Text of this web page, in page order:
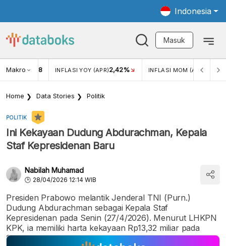
Indonesia
Masuk
Makro
USD/IDR 18 INFLASI YOY (APR)2,42% INFLASI MOM (APR) 0,13%
Home Data Stories Politik
POLITIK
Ini Kekayaan Dudung Abdurachman, Kepala
Staf Kepresidenan Baru
Nabilah Muhamad
28/04/2026 12:14 WIB
Presiden Prabowo melantik Jenderal TNI (Purn.)
Dudung Abdurachman sebagai Kepala Staf
Kepresidenan pada Senin (27/4/2026). Menurut LHKPN
KPK, ia memiliki harta kekayaan Rp13,32 miliar pada
2024.